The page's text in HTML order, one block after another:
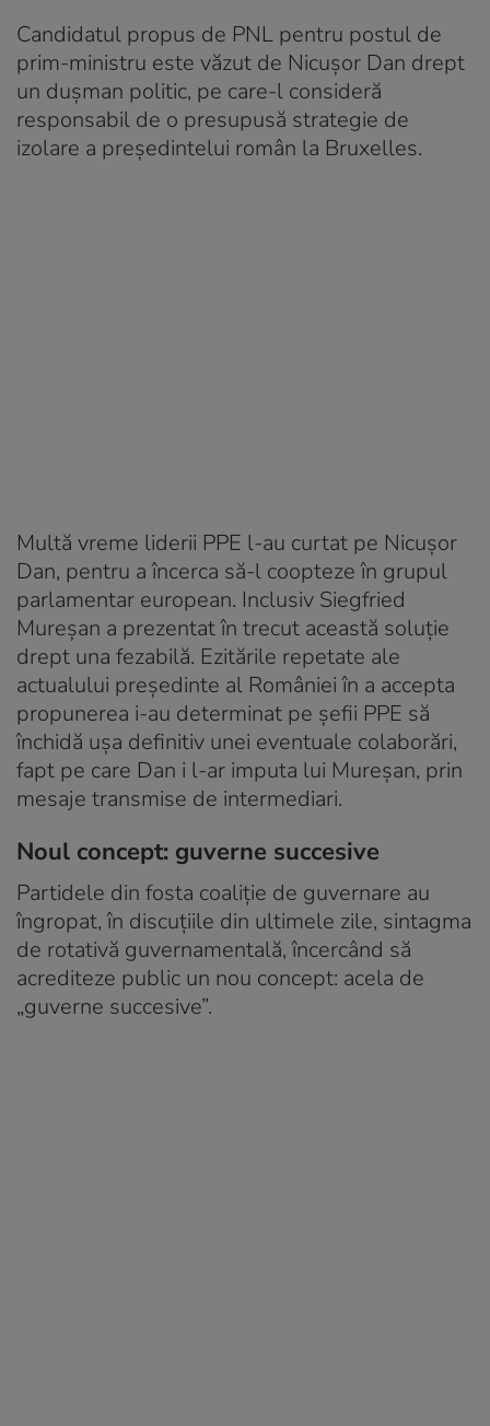
Candidatul propus de PNL pentru postul de
prim-ministru este văzut de Nicușor Dan drept
un dușman politic, pe care-l consideră
responsabil de o presupusă strategie de
izolare a președintelui român la Bruxelles.
Multă vreme liderii PPE l-au curtat pe Nicușor
Dan, pentru a încerca să-l coopteze în grupul
parlamentar european. Inclusiv Siegfried
Mureșan a prezentat în trecut această soluție
drept una fezabilă. Ezitările repetate ale
actualului președinte al României în a accepta
propunerea i-au determinat pe șefii PPE să
închidă ușa definitiv unei eventuale colaborări,
fapt pe care Dan i l-ar imputa lui Mureșan, prin
mesaje transmise de intermediari.
Noul concept: guverne succesive
Partidele din fosta coaliție de guvernare au
îngropat, în discuțiile din ultimele zile, sintagma
de rotativă guvernamentală, încercând să
acrediteze public un nou concept: acela de
„guverne succesive”.